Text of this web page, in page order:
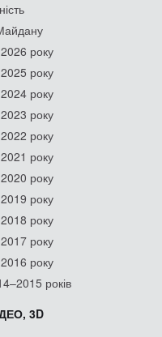
року
року
року
року
року
року
року
року
року
року
року
років
3D